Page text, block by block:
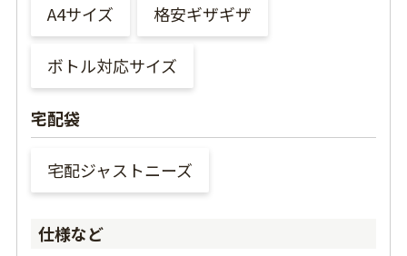
A4サイズ 格安ギザギザ
ボトル対応サイズ
宅配袋
宅配ジャストニーズ
仕様など